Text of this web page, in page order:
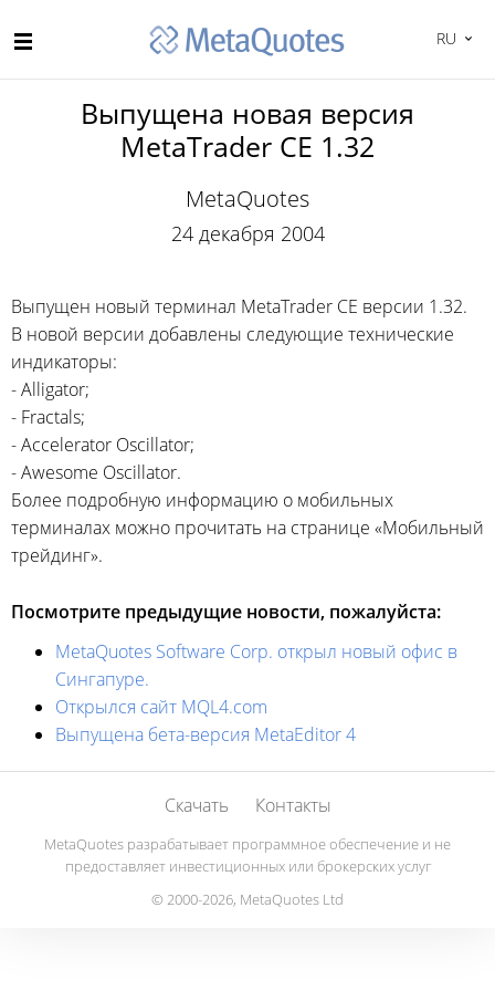
RU
Выпущена новая версия
MetaTrader CE 1.32
MetaQuotes
24 декабря 2004
Выпущен новый терминал MetaTrader CE версии 1.32.
В новой версии добавлены следующие технические
индикаторы:
- Alligator;
- Fractals;
- Accelerator Oscillator;
- Awesome Oscillator.
Более подробную информацию о мобильных
терминалах можно прочитать на странице «Мобильный
трейдинг».
Посмотрите предыдущие новости, пожалуйста:
MetaQuotes Software Corp. открыл новый офис в
Сингапуре.
Открылся сайт MQL4.com
Выпущена бета-версия MetaEditor 4
Скачать Контакты
MetaQuotes разрабатывает программное обеспечение и не
предоставляет инвестиционных или брокерских услуг
© 2000-2026, MetaQuotes Ltd